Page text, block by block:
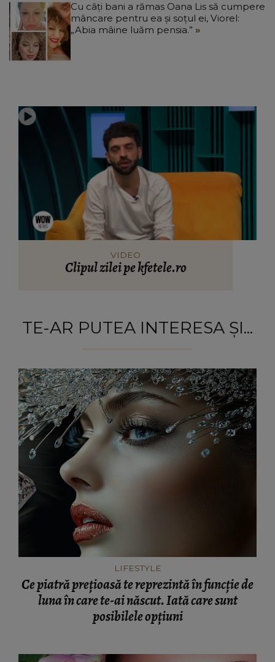
Cu câți bani a rămas Oana Lis să cumpere
mâncare pentru ea și soțul ei, Viorel:
„Abia mâine luăm pensia.”
VIDEO
Clipul zilei pe kfetele.ro
TE-AR PUTEA INTERESA ȘI...
LIFESTYLE
Ce piatră prețioasă te reprezintă în funcție de
luna în care te-ai născut. Iată care sunt
posibilele opțiuni